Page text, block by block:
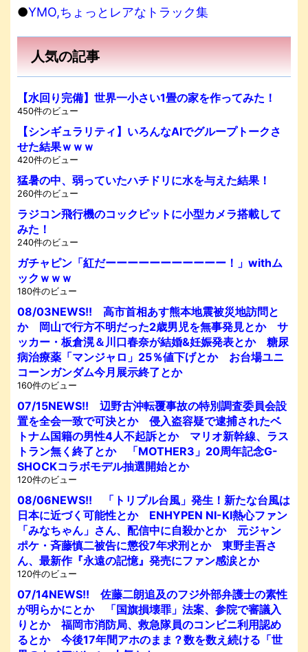
●YMO,ちょっとレアなトラック集
人気の記事
【水回り完備】世界一小さい1畳の家を作ってみた！
450件のビュー
【シンギュラリティ】いろんなAIでグループトークさ
せた結果ｗｗｗ
420件のビュー
猛暑の中、弱っていたハチドリに水を与えた結果！
260件のビュー
ラジコン飛行機のコックピットに小型カメラ搭載して
みた！
240件のビュー
ガチャピン「紅だーーーーーーーーーーー！」withム
ックｗｗｗ
180件のビュー
08/03NEWS!! 高市首相あす熊本地震被災地訪問と
か 岡山で行方不明だった2歳男児を無事発見とか サ
ッカー・板倉滉＆川口春奈が結婚&妊娠発表とか 糖尿
病治療薬「マンジャロ」25％値下げとか お台場ユニ
コーンガンダム今月展示終了とか
160件のビュー
07/15NEWS!! 辺野古沖転覆事故の特別調査委員会設
置を全会一致で可決とか 侵入盗容疑で逮捕されたベ
トナム国籍の男性4人不起訴とか マリオ新幹線、ラス
トラン無く終了とか 「MOTHER3」20周年記念G-
SHOCKコラボモデル抽選開始とか
120件のビュー
08/06NEWS!! 「トリプル台風」発生！新たな台風は
日本に近づく可能性とか ENHYPEN NI-KI熱心ファン
「みなちゃん」さん、配信中に自殺かとか 元ジャン
ポケ・斉藤慎二被告に懲役7年求刑とか 東野圭吾さ
ん、最新作『永遠の記憶』発売にファン感涙とか
120件のビュー
07/14NEWS!! 佐藤二朗追及のフジ外部弁護士の素性
が明らかにとか 「国旗損壊罪」法案、参院で審議入
りとか 福岡市消防局、救急隊員のコンビニ利用認め
るとか 今後17年間アホのまま？数を数え続ける「世